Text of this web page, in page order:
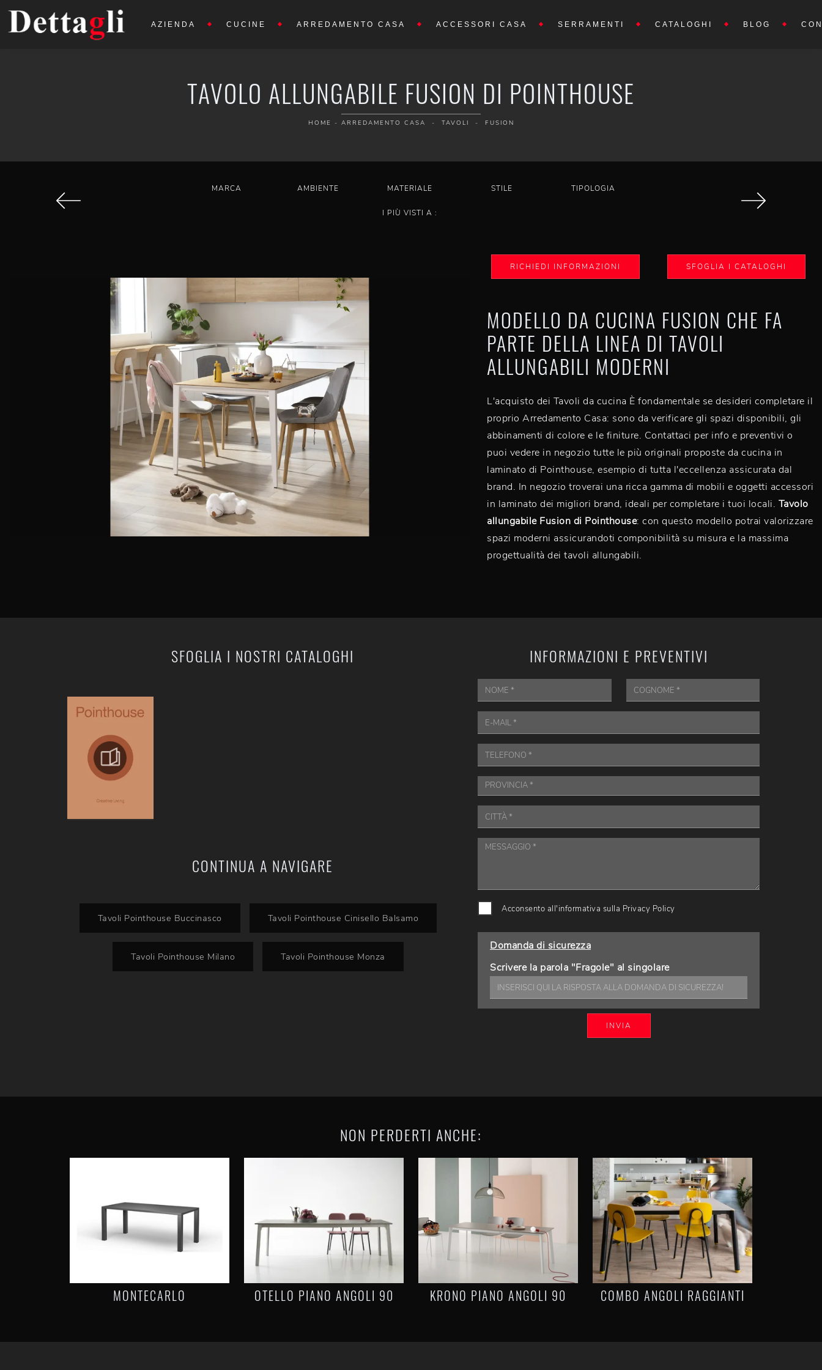
AZIENDA CUCINE ARREDAMENTO CASA ACCESSORI CASA SERRAMENTI CATALOGHI BLOG
TAVOLO ALLUNGABILE FUSION DI POINTHOUSE
HOME - ARREDAMENTO CASA - TAVOLI - FUSION
MARCA AMBIENTE MATERIALE STILE TIPOLOGIA
I PIÙ VISTI A :
RICHIEDI INFORMAZIONI SFOGLIA I CATALOGHI
MODELLO DA CUCINA FUSION CHE FA
PARTE DELLA LINEA DI TAVOLI
ALLUNGABILI MODERNI
L'acquisto dei Tavoli da cucina È fondamentale se desideri completare il
proprio Arredamento Casa: sono da verificare gli spazi disponibili, gli
abbinamenti di colore e le finiture. Contattaci per info e preventivi o
puoi vedere in negozio tutte le più originali proposte da cucina in
laminato di Pointhouse, esempio di tutta l'eccellenza assicurata dal
brand. In negozio troverai una ricca gamma di mobili e oggetti accessori
in laminato dei migliori brand, ideali per completare i tuoi locali. Tavolo
allungabile Fusion di Pointhouse: con questo modello potrai valorizzare
spazi moderni assicurandoti componibilità su misura e la massima
progettualità dei tavoli allungabili.
SFOGLIA I NOSTRI CATALOGHI
CONTINUA A NAVIGARE
Tavoli Pointhouse Buccinasco Tavoli Pointhouse Cinisello Balsamo
Tavoli Pointhouse Milano Tavoli Pointhouse Monza
INFORMAZIONI E PREVENTIVI
Acconsento all'informativa sulla Privacy Policy
Domanda di sicurezza
Scrivere la parola "Fragole" al singolare
INVIA
NON PERDERTI ANCHE:
MONTECARLO OTELLO PIANO ANGOLI 90 KRONO PIANO ANGOLI 90 COMBO ANGOLI RAGGIANTI